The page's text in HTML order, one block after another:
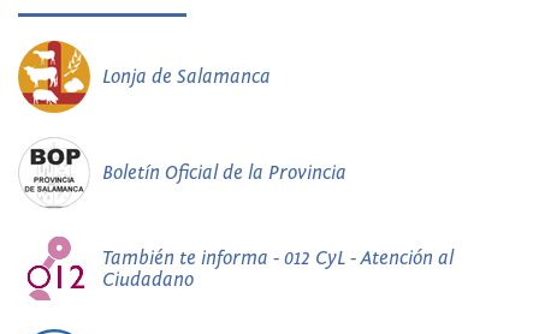
Lonja de Salamanca
Boletín Oficial de la Provincia
También te informa - 012 CyL - Atención al
Ciudadano